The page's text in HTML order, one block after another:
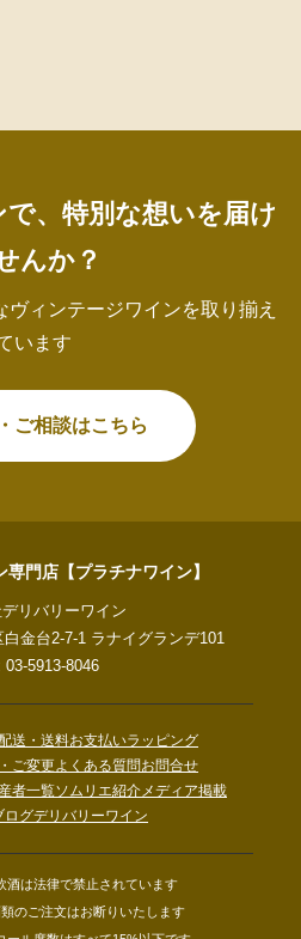
、特別な想いを届け
んか？
ィンテージワインを取り揃え
います
ご相談はこちら
門店【プラチナワイン】
リバリーワイン
金台2-7-1 ラナイグランデ101
03-5913-8046
送・送料お支払いラッピング
ご変更よくある質問お問合せ
者一覧ソムリエ紹介メディア掲載
ログデリバリーワイン
酒は法律で禁止されています
のご注文はお断りいたします